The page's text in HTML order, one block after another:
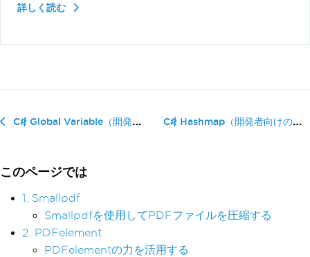
詳しく読む
C# Global Variable（開発者向けの仕組み） C# Hashmap（開発者向けの仕�...
このページでは
1. Smallpdf
Smallpdfを使用してPDFファイルを圧縮する
2. PDFelement
PDFelementの力を活用する